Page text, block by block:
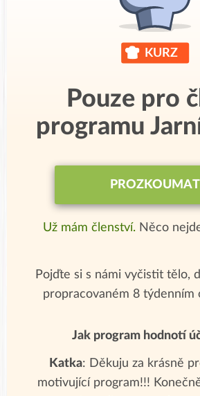
Pouze pro
programu
PROZKOUMAT
Už mám členství. Něco
Pojďte si s námi vyčistit tělo,
propracovaném 8 týdenním
Jak program hodnotí
Katka: Děkuju za krásně
motivující program!!!